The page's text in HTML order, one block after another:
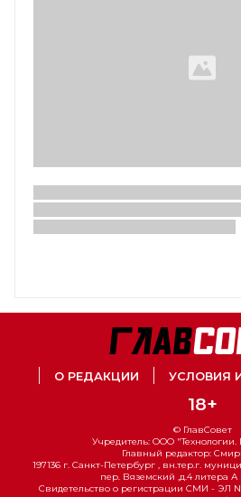
О РЕДАКЦИИ УСЛОВИЯ
18+
© ГлавСовет
Учредитель: ООО "Технологии.
Главный редактор:
197136 г. Санкт-Петербург , вн.тер.г.
пер. Вяземский ,д.4 литера А
Свидетельство о регистрации СМИ - ЭЛ №